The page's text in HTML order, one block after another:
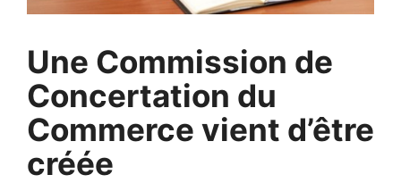
Une Commission de
Concertation du
Commerce vient d’être
créée